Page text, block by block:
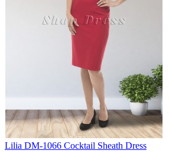
Lilia DM-1066 Cocktail Sheath Dress